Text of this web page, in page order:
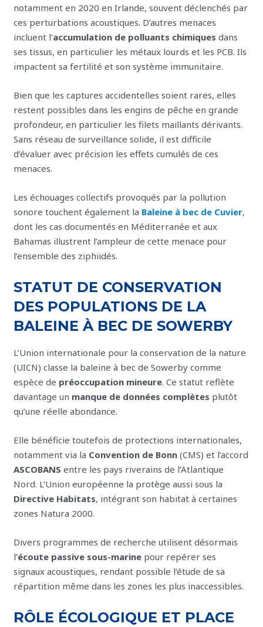
notamment en 2020 en Irlande, souvent déclenchés par
ces perturbations acoustiques. D’autres menaces
incluent l’accumulation de polluants chimiques dans
ses tissus, en particulier les métaux lourds et les PCB. Ils
impactent sa fertilité et son système immunitaire.
Bien que les captures accidentelles soient rares, elles
restent possibles dans les engins de pêche en grande
profondeur, en particulier les filets maillants dérivants.
Sans réseau de surveillance solide, il est difficile
d’évaluer avec précision les effets cumulés de ces
menaces.
Les échouages collectifs provoqués par la pollution
sonore touchent également la Baleine à bec de Cuvier,
dont les cas documentés en Méditerranée et aux
Bahamas illustrent l’ampleur de cette menace pour
l’ensemble des ziphiidés.
STATUT DE CONSERVATION
DES POPULATIONS DE LA
BALEINE À BEC DE SOWERBY
L’Union internationale pour la conservation de la nature
(UICN) classe la baleine à bec de Sowerby comme
espèce de préoccupation mineure. Ce statut reflète
davantage un manque de données complètes plutôt
qu’une réelle abondance.
Elle bénéficie toutefois de protections internationales,
notamment via la Convention de Bonn (CMS) et l’accord
ASCOBANS entre les pays riverains de l’Atlantique
Nord. L’Union européenne la protège aussi sous la
Directive Habitats, intégrant son habitat à certaines
zones Natura 2000.
Divers programmes de recherche utilisent désormais
l’écoute passive sous-marine pour repérer ses
signaux acoustiques, rendant possible l’étude de sa
répartition même dans les zones les plus inaccessibles.
RÔLE ÉCOLOGIQUE ET PLACE